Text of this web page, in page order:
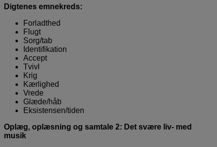
Digtenes emnekreds:
Forladthed
Flugt
Sorg/tab
Identifikation
Accept
Tvivl
Krig
Kærlighed
Vrede
Glæde/håb
Eksistensen/tiden
Oplæg, oplæsning og samtale 2: Det svære liv- med
musik